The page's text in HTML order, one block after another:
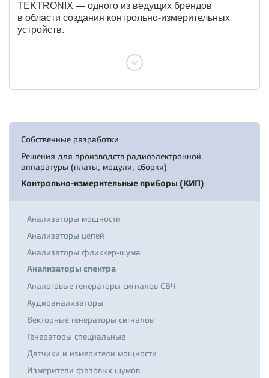
TEKTRONIX — одного из ведущих брендов
в области создания контрольно-измерительных
устройств.
Собственные разработки
Решения для производств радиоэлектронной
аппаратуры (платы, модули, сборки)
Контрольно-измерительные приборы (КИП)
Анализаторы мощности
Анализаторы цепей
Анализаторы фликкер-шума
Анализаторы спектра
Аналоговые генераторы сигналов СВЧ
Аудиоанализаторы
Векторные генераторы сигналов
Генераторы специальные
Датчики и измерители мощности
Измерители фазовых шумов